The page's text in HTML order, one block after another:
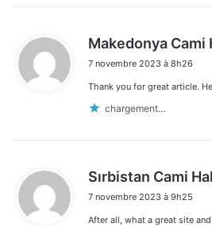
Makedonya Cami
7 novembre 2023 à 8h26
Thank you for great article.
chargement…
Sırbistan Cami
7 novembre 2023 à 9h25
After all, what a great site